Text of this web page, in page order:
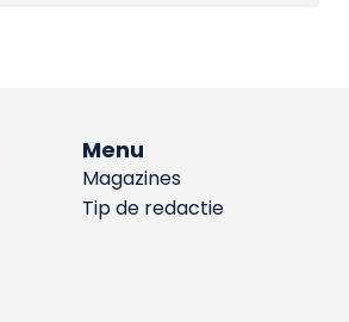
Menu
Magazines
Tip de redactie